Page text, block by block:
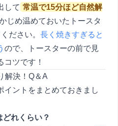
して 常温で15分ほど自然解
じめ温めておいたトースタ
ださい。 長く焼きすぎると
ので、トースターの前で見
ツです！
解決！Q＆A
イントをまとめておきまし
れくらい？